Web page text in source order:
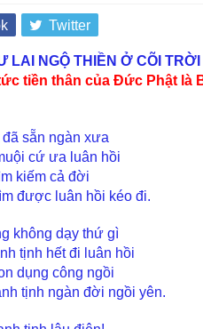
Twitter
LAI NGỘ THIỀN Ở CÕI
tiền thân của Đức Phật là
sẵn ngàn xưa
cứ ưa luân hồi
kiếm cả đời
được luân hồi kéo đi.
không dạy thứ gì
tịnh hết đi luân hồi
dụng công ngồi
tịnh ngàn đời ngồi yên.